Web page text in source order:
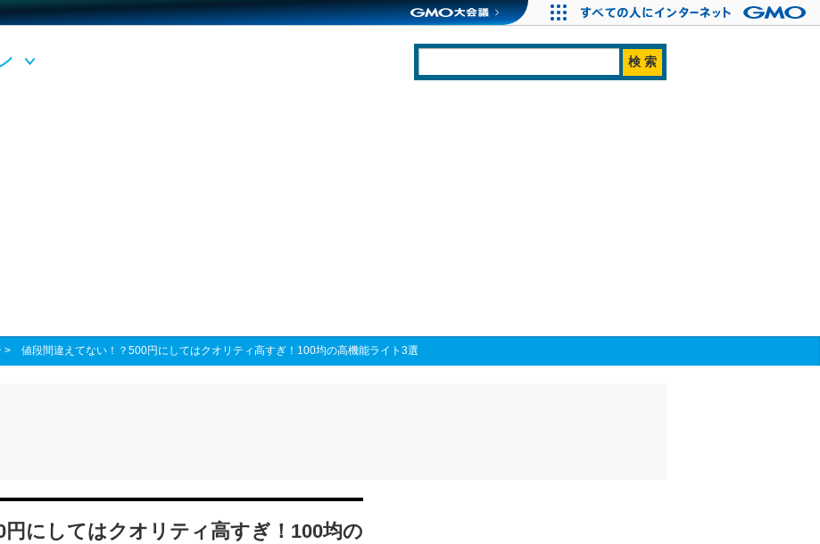
> 値段間違えてない！？500円にしてはクオリティ高すぎ！100均の高機能ライト3選
にしてはクオリティ高すぎ！100均の